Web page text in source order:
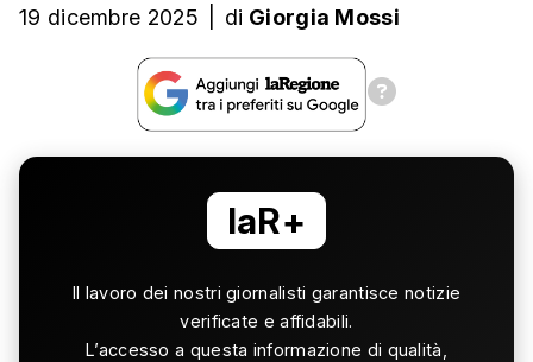
19 dicembre 2025 di Giorgia Mossi
laR+
Il lavoro dei nostri giornalisti garantisce notizie
verificate e affidabili.
L’accesso a questa informazione di qualità,